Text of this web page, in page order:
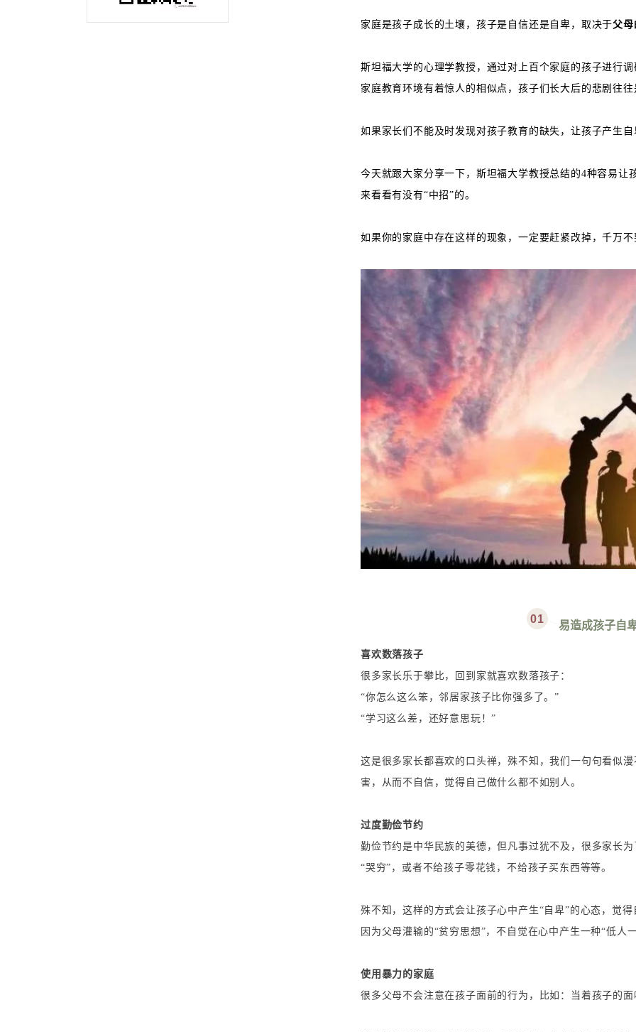
家庭是孩子成长的土壤，孩子是自信还是自卑，取决于父
斯坦福大学的心理学教授，通过对上百个家庭的孩子进行
家庭教育环境有着惊人的相似点，孩子们长大后的悲剧往
如果家长们不能及时发现对孩子教育的缺失，让孩子产生
今天就跟大家分享一下，斯坦福大学教授总结的4种容易让
来看看有没有“中招”的。
如果你的家庭中存在这样的现象，一定要赶紧改掉，千万
01
易造成孩子自
喜欢数落孩子
很多家长乐于攀比，回到家就喜欢数落孩子：
“你怎么这么笨，邻居家孩子比你强多了。”
“学习这么差，还好意思玩！”
这是很多家长都喜欢的口头禅，殊不知，我们一句句看似
害，从而不自信，觉得自己做什么都不如别人。
过度勤俭节约
勤俭节约是中华民族的美德，但凡事过犹不及，很多家长
“哭穷”，或者不给孩子零花钱，不给孩子买东西等等。
殊不知，这样的方式会让孩子心中产生“自卑”的心态，觉
因为父母灌输的“贫穷思想”，不自觉在心中产生一种“低人
使用暴力的家庭
很多父母不会注意在孩子面前的行为，比如：当着孩子的